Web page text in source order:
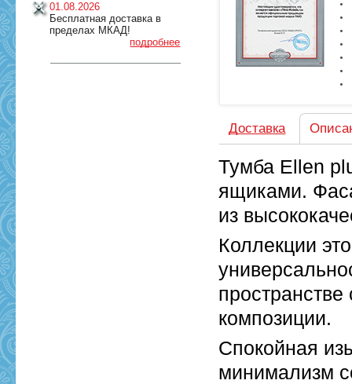
01.08.2026
Бесплатная доставка в
пределах МКАД!
подробнее
Доставка
Тумба Ellen
ящиками.
из
Коллекции
композиции.
Спокойная
минимализм